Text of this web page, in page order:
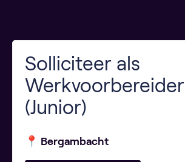
Solliciteer als
Werkvoorbereider
(Junior)
📍 Bergambacht